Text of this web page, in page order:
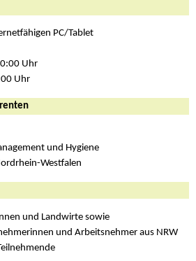
PC/Tablet
Uhr
Uhr
und Hygiene
Westfalen
und Landwirte sowie
und Arbeitsnehmer aus NRW